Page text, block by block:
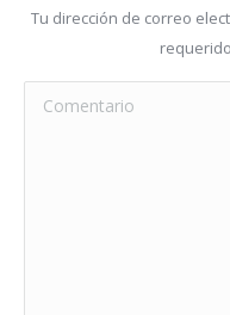
Tu dirección de correo
Comentario